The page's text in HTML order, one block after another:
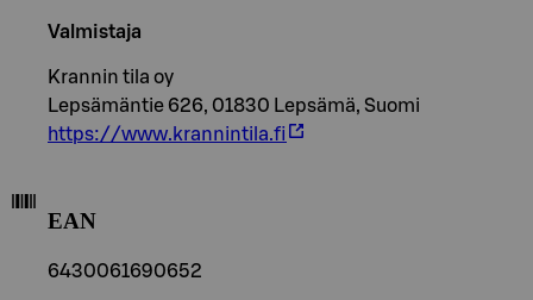
Valmistaja
Krannin tila oy
Lepsämäntie 626, 01830 Lepsämä, Suomi
https://www.krannintila.fi
EAN
6430061690652